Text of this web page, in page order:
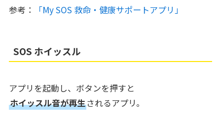
参考： 「My SOS 救命・健康サポートアプリ」
SOS ホイッスル
アプリを起動し、ボタンを押すと
ホイッスル音が再生されるアプリ。